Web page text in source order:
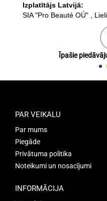
Izplatītājs Latvijā:
SIA "Pro Beauté OÚ" ,
Īpašie
PAR VEIKALU
Par mums
Piegāde
Privātuma politika
Noteikumi un nosacījumi
INFORMĀCIJA